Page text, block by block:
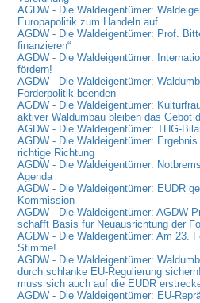
AGDW - Die Waldeigentümer:
Europapolitik zum Handeln auf
AGDW - Die Waldeigentümer: Prof.
finanzieren“
AGDW - Die Waldeigentümer:
fördern!
AGDW - Die Waldeigentümer:
Förderpolitik beenden
AGDW - Die Waldeigentümer:
aktiver Waldumbau bleiben das Gebot
AGDW - Die Waldeigentümer: THG-
AGDW - Die Waldeigentümer:
richtige Richtung
AGDW - Die Waldeigentümer:
Agenda
AGDW - Die Waldeigentümer: EUDR
Kommission
AGDW - Die Waldeigentümer: AGDW-
schafft Basis für Neuausrichtung der
AGDW - Die Waldeigentümer: Am 23.
Stimme!
AGDW - Die Waldeigentümer:
durch schlanke EU-Regulierung
muss sich auch auf die EUDR
AGDW - Die Waldeigentümer: EU-